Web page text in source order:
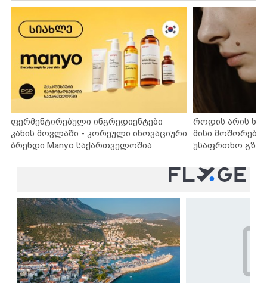
ფერმენტირებული ინგრედიენტები
კანის მოვლაში - კორეული ინოვაციური
ბრენდი Manyo საქართველოშია
როდის არის
მისი
უსაფრთხო